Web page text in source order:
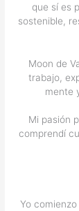
que sí es
sostenible,
Moon de
trabajo,
mente
Mi pasión
comprendí
Yo